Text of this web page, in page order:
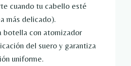
cuando tu cabello esté
más delicado).
botella con atomizador
del suero y garantiza
uniforme.